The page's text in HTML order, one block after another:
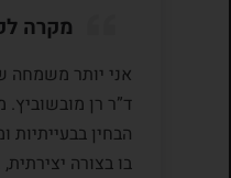
מקרה
אני יותר משמחה
ד”ר רן מובשוביץ.
הבחין בבעייתיות
בו בצורה